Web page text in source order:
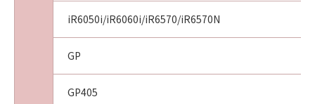
iR6050i/iR6060i/iR6570/iR6570N
GP
GP405